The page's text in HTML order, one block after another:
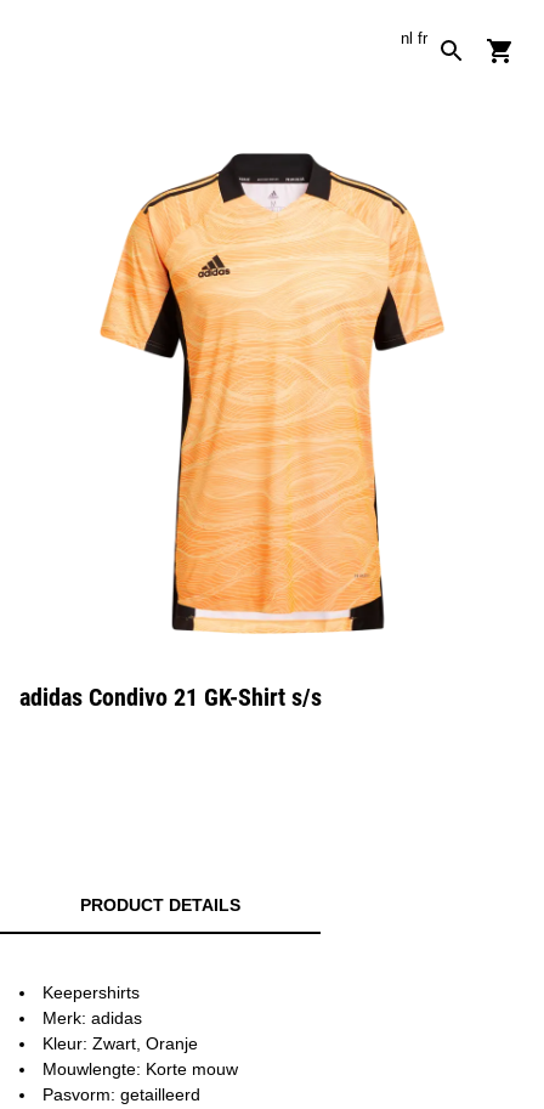
nl fr
adidas Condivo 21 GK-Shirt s/s
PRODUCT DETAILS
Keepershirts
Merk: adidas
Kleur: Zwart, Oranje
Mouwlengte: Korte mouw
Pasvorm: getailleerd